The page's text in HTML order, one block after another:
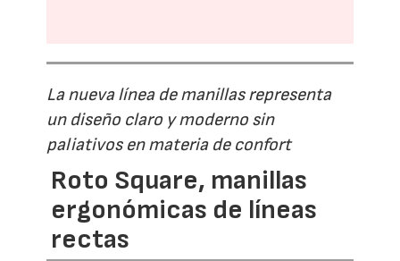
La nueva línea de manillas representa
un diseño claro y moderno sin
paliativos en materia de confort
Roto Square, manillas
ergonómicas de líneas
rectas